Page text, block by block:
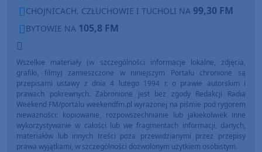
CHOJNICACH, CZŁUCHOWIE I TUCHOLI NA 99,30 FM
BYTOWIE NA 105,8 FM
Wszelkie materiały (w szczególności informacje lokalne, zdjęcia,
grafiki, filmy) zamieszczone w niniejszym Portalu chronione są
przepisami ustawy z dnia 4 lutego 1994 r. o prawie autorskim i
prawach pokrewnych. Zabronione jest bez zgody Redakcji Radia
Weekend FM/portalu weekendfm.pl wyrażonej na piśmie pod rygorem
nieważności: kopiowanie, rozpowszechnianie lub jakiekolwiek inne
wykorzystywanie w całości lub we fragmentach informacji, danych,
materiałów lub innych treści poza przewidzianymi przez przepisy
prawa wyjątkami, w szczególności dozwolonym użytkiem osobistym.